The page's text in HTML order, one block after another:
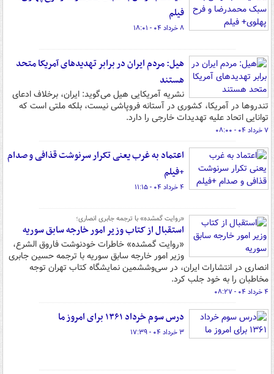
فیلم
۸ خرداد ۰۴ - ۱۸:۰۱
هیل: مردم ایران در برابر تهدیدهای آمریکا متحد
هستند
نشریه آمریکایی هیل می‌گوید: ایران، برخلاف ادعای
تندروها در آمریکا، کشوری در آستانه فروپاشی نیست، بلکه ملتی است که
توانایی اتحاد علیه تهدیدات خارجی را دارد.
۷ خرداد ۰۴ - ۰۸:۰۰
اعتماد به غرب یعنی تکرار سرنوشت قذافی و صدام
+فیلم
۴ خرداد ۰۴ - ۱۱:۱۵
«روایت گمشده» با ترجمه جابری انصاری؛
استقبال از کتاب وزیر امور خارجه سابق سوریه
«روایت گمشده» خاطرات خودنوشت فاروق الشرع،
وزیر امور خارجه سابق سوریه با ترجمه حسین جابری
انصاری در انتشارات ایران، در سی‌وششمین نمایشگاه کتاب تهران توجه
مخاطبان را به خود جلب کرد.
۴ خرداد ۰۴ - ۰۸:۲۷
درس سوم خرداد ۱۳۶۱ برای امروز ما
۳ خرداد ۰۴ - ۱۷:۳۹